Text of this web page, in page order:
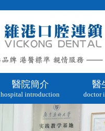
醫院簡介
hospital introduction
醫
doctor